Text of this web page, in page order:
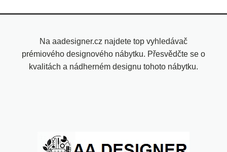
Na aadesigner.cz najdete top vyhledávač
prémiového designového nábytku. Přesvědčte se o
kvalitách a nádherném designu tohoto nábytku.